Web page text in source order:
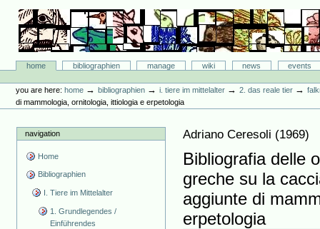
content.
navigation
Bibliographie-Portal
Sectionshome bibliographien manage wiki news
events
tools
you are here: home →bibliographien →i. tiere im mittelalter →2. das reale tier →
di mammologia, ornitologia, ittiologia e erpetologia
navigation
Home
Bibliographien
I. Tiere im Mittelalter
1. Grundlegendes /
Einführendes
Adriano Ceresoli (1969)
Bibliografia delle
greche su la
aggiunte di
erpetologia